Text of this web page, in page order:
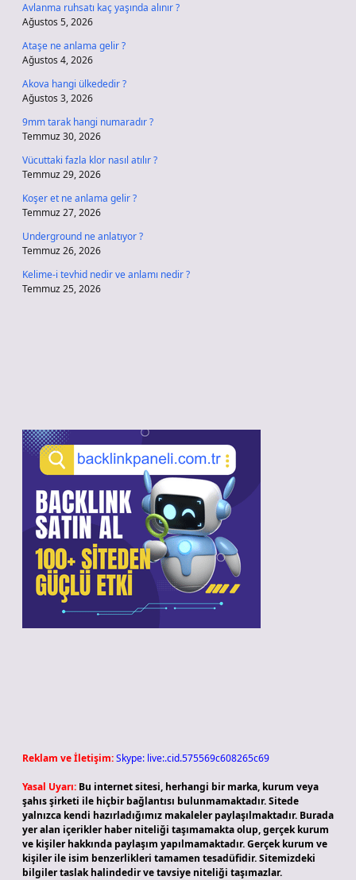
Avlanma ruhsatı kaç yaşında alınır ?
Ağustos 5, 2026
Ataşe ne anlama gelir ?
Ağustos 4, 2026
Akova hangi ülkededir ?
Ağustos 3, 2026
9mm tarak hangi numaradır ?
Temmuz 30, 2026
Vücuttaki fazla klor nasıl atılır ?
Temmuz 29, 2026
Koşer et ne anlama gelir ?
Temmuz 27, 2026
Underground ne anlatıyor ?
Temmuz 26, 2026
Kelime-i tevhid nedir ve anlamı nedir ?
Temmuz 25, 2026
Reklam ve İletişim:Skype: live:.cid.575569c608265c69
Yasal Uyarı: Bu internet sitesi, herhangi bir marka, kurum veya
şahıs şirketi ile hiçbir bağlantısı bulunmamaktadır. Sitede
yalnızca kendi hazırladığımız makaleler paylaşılmaktadır. Burada
yer alan içerikler haber niteliği taşımamakta olup, gerçek kurum
ve kişiler hakkında paylaşım yapılmamaktadır. Gerçek kurum ve
kişiler ile isim benzerlikleri tamamen tesadüfidir. Sitemizdeki
bilgiler taslak halindedir ve tavsiye niteliği taşımazlar.